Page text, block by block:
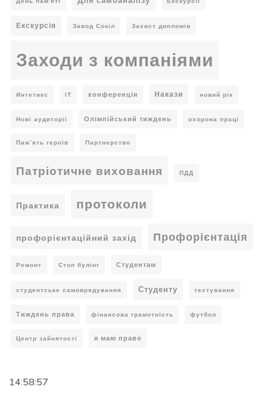
Екскурсія Завод Сокіл Захист дипломів
Заходи з компаніями
Интетикс ІТ конференція Накази новий рік
Нові аудиторії Олімпійський тиждень охорона праці
Пам’ять героїв Партнерство
Патріотичне виховання ПДД
Практика протоколи
профорієнтаційний захід Профорієнтація
Ремонт Стоп булінг Студентам
студентське самоврядування Студенту тестування
Тиждень права фінансова грамотність футбол
Центр зайнятості я маю право
14:58:58